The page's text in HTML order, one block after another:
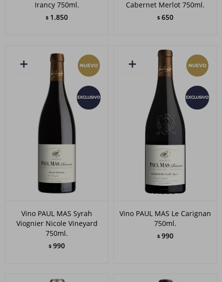
Irancy 750ml.
$ 1.850
Cabernet Merlot 750ml.
$ 650
Vino PAUL MAS Syrah
Viognier Nicole Vineyard
750ml.
$ 990
Vino PAUL MAS Le Carignan
750ml.
$ 990